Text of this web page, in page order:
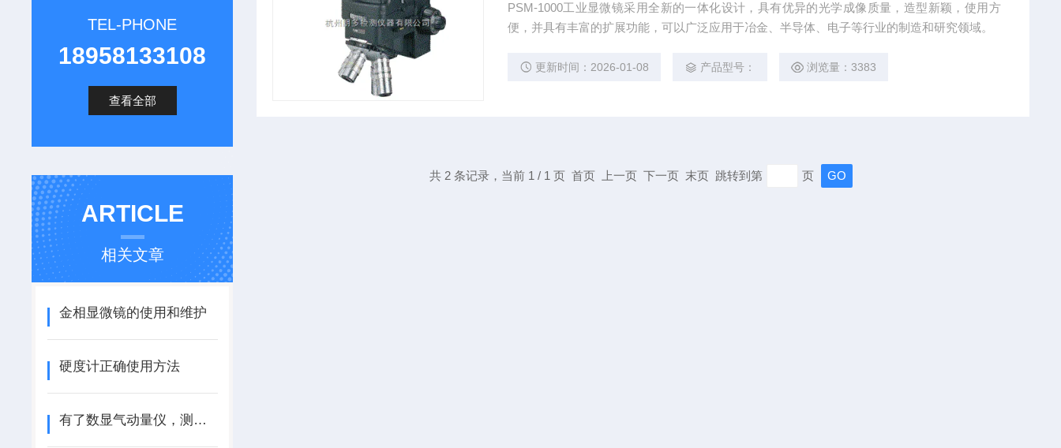
TEL-PHONE
18958133108
查看全部
ARTICLE
相关文章
金相显微镜的使用和维护
硬度计正确使用方法
有了数显气动量仪，测量精度真的显著提高
PSM-1000工业显微镜采用全新的一体化设计，具有优异的光学成像质量，造型新颖，使用方
便，并具有丰富的扩展功能，可以广泛应用于冶金、半导体、电子等行业的制造和研究领域。
更新时间：2026-01-08 产品型号： 浏览量：3383
共 2 条记录，当前 1 / 1 页 首页 上一页 下一页 末页 跳转到第 页